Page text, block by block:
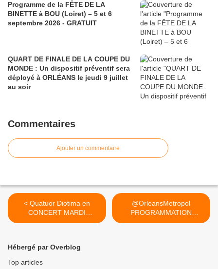
Programme de la FÊTE DE LA
BINETTE à BOU (Loiret) – 5 et 6
septembre 2026 - GRATUIT
QUART DE FINALE DE LA COUPE DU
MONDE : Un dispositif préventif sera
déployé à ORLÉANS le jeudi 9 juillet
au soir
Commentaires
Ajouter un commentaire
< Quatuor Diotima en
CONCERT MARDI
PROCHAIN 1er juin...
@OrleansMetropol
PROGRAMMATION
COMPLÈTE ESTIVALE... >
Hébergé par Overblog
Top articles